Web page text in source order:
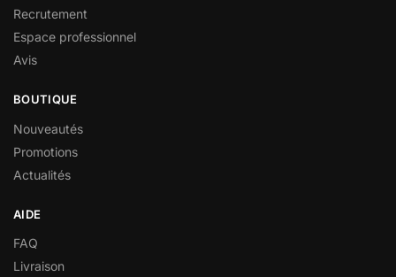
Recrutement
Espace professionnel
Avis
BOUTIQUE
Nouveautés
Promotions
Actualités
AIDE
FAQ
Livraison